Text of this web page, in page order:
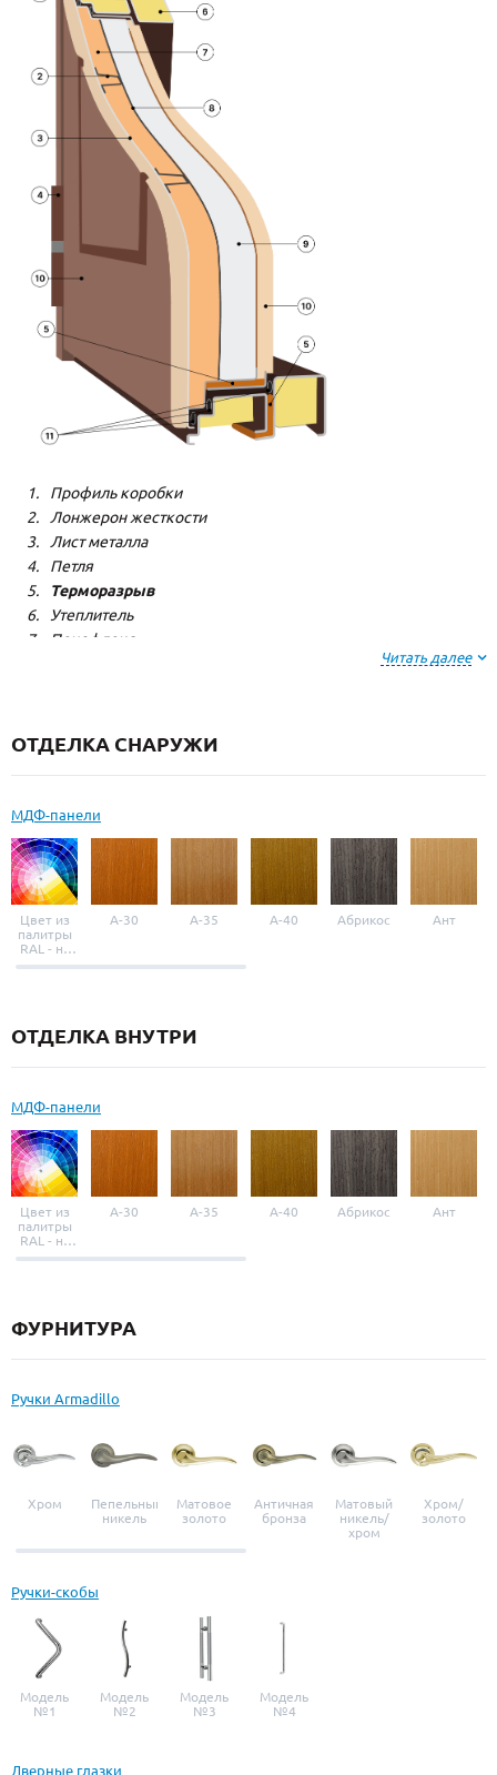
Профиль коробки
Лонжерон жесткости
Лист металла
Петля
Терморазрыв
Утеплитель
Пенофлекс
Резиновый уплотнитель
Читать далее
ОТДЕЛКА СНАРУЖИ
МДФ-панели
Цвет из
палитры
RAL - на
выбор
A-30 A-35 A-40 Абрикос Ант
ОТДЕЛКА ВНУТРИ
МДФ-панели
Цвет из
палитры
RAL - на
выбор
A-30 A-35 A-40 Абрикос Ант
ФУРНИТУРА
Ручки Armadillo
Хром
Пепельный
никель
Матовое
золото
Античная
бронза
Матовый
никель/
хром
Хром/
золото
Ручки-скобы
Модель
№1
Модель
№2
Модель
№3
Модель
№4
Дверные глазки